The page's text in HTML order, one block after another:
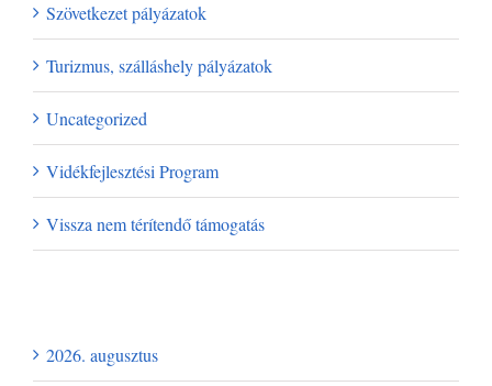
Szövetkezet pályázatok
Turizmus, szálláshely pályázatok
Uncategorized
Vidékfejlesztési Program
Vissza nem térítendő támogatás
2026. augusztus